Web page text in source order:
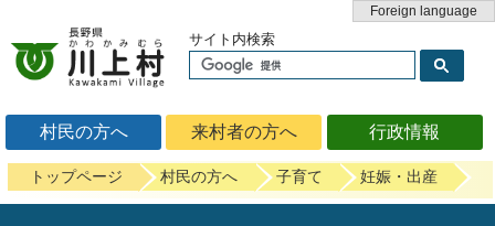
Foreign language
村民の方へ 来村者の方へ 行政情報
サイト内検索
トップページ 村民の方へ 子育て 妊娠・出産